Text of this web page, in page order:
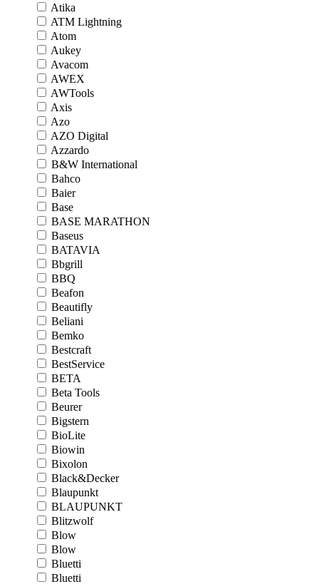
Atika
ATM Lightning
Atom
Aukey
Avacom
AWEX
AWTools
Axis
Azo
AZO Digital
Azzardo
B&W International
Bahco
Baier
Base
BASE MARATHON
Baseus
BATAVIA
Bbgrill
BBQ
Beafon
Beautifly
Beliani
Bemko
Bestcraft
BestService
BETA
Beta Tools
Beurer
Bigstern
BioLite
Biowin
Bixolon
Black&Decker
Blaupunkt
BLAUPUNKT
Blitzwolf
Blow
Blow
Bluetti
Bluetti